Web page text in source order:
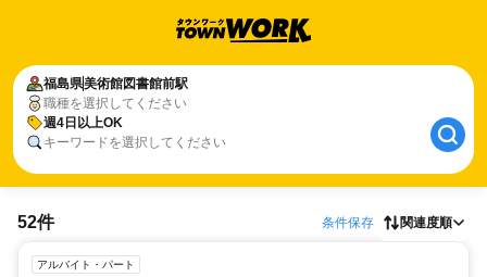
福島県美術館図書館前駅
職種を選択してください
週4日以上OK
キーワードを選択してください
52件 条件保存 関連度順
アルバイト・パート